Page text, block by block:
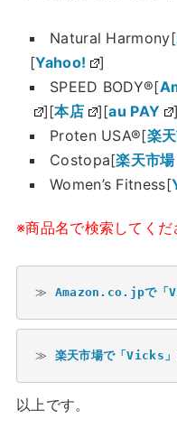
Natural Harmony[
[Yahoo!
]
SPEED BODY®[
][本店 ][au PAY
]
Proten USA®[楽
Costopa[楽天市場
Women’s Fitness[
※商品名で検索してくだ
≫ Amazon.co.jpで「
≫ 楽天市場で「Vicks」
以上です。